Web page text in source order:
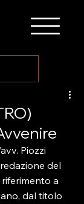
Piozzi
del
a
dal titolo